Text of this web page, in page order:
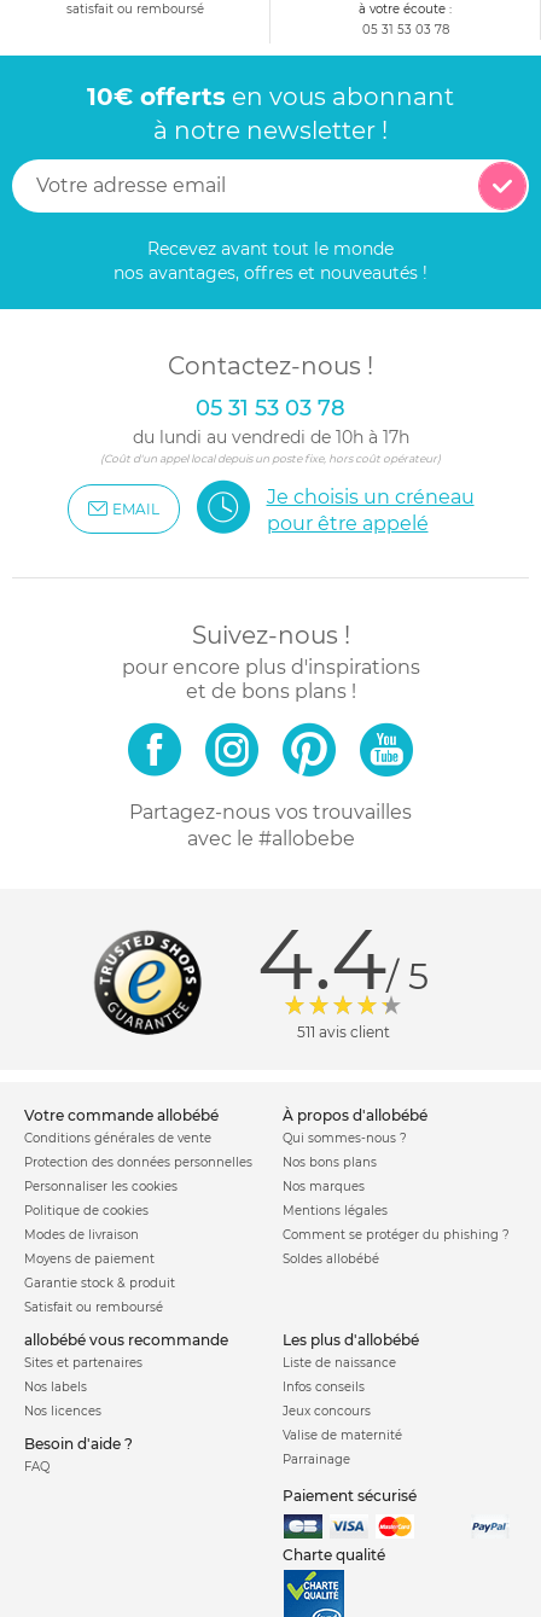
satisfait ou remboursé
à votre écoute :
05 31 53 03 78
10€ offerts en vous abonnant
à notre newsletter !
Recevez avant tout le monde
nos avantages, offres et nouveautés !
Contactez-nous !
05 31 53 03 78
du lundi au vendredi de 10h à 17h
(Coût d'un appel local depuis un poste fixe, hors coût opérateur)
EMAIL
Je choisis un créneau
pour être appelé
Suivez-nous !
pour encore plus d'inspirations
et de bons plans !
Partagez-nous vos trouvailles
avec le #allobebe
4.4/ 5
511 avis client
votre commande allobébé
Conditions générales de vente
Protection des données personnelles
Personnaliser les cookies
Politique de cookies
Modes de livraison
Moyens de paiement
Garantie stock & produit
Satisfait ou remboursé
à propos d'allobébé
Qui sommes-nous ?
Nos bons plans
Nos marques
Mentions légales
Comment se protéger du phishing ?
Soldes allobébé
allobébé vous recommande
Sites et partenaires
Nos labels
Nos licences
Besoin d'aide ?
FAQ
les plus d'allobébé
Liste de naissance
Infos conseils
Jeux concours
Valise de maternité
Parrainage
Paiement sécurisé
Charte qualité